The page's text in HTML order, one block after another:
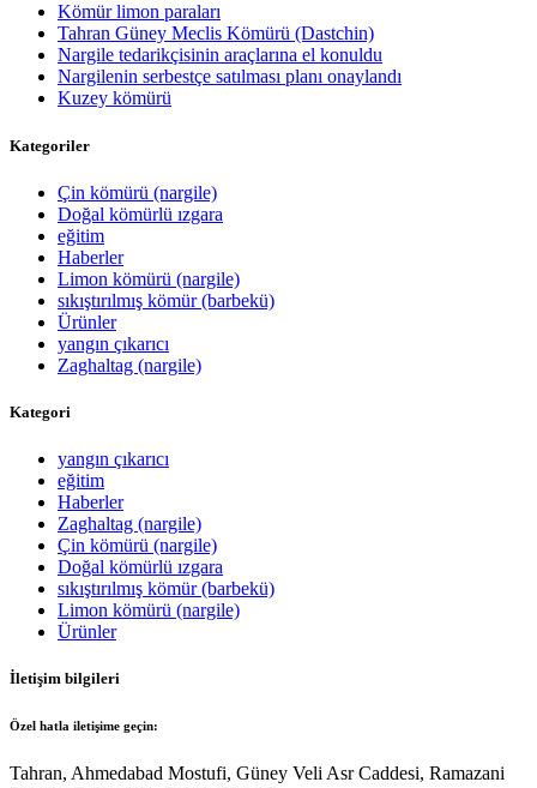
Kömür limon paraları
Tahran Güney Meclis Kömürü (Dastchin)
Nargile tedarikçisinin araçlarına el konuldu
Nargilenin serbestçe satılması planı onaylandı
Kuzey kömürü
Kategoriler
Çin kömürü (nargile)
Doğal kömürlü ızgara
eğitim
Haberler
Limon kömürü (nargile)
sıkıştırılmış kömür (barbekü)
Ürünler
yangın çıkarıcı
Zaghaltag (nargile)
Kategori
yangın çıkarıcı
eğitim
Haberler
Zaghaltag (nargile)
Çin kömürü (nargile)
Doğal kömürlü ızgara
sıkıştırılmış kömür (barbekü)
Limon kömürü (nargile)
Ürünler
İletişim bilgileri
Özel hatla iletişime geçin:
Tahran, Ahmedabad Mostufi, Güney Veli Asr Caddesi, Ramazani